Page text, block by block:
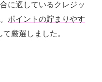
に適しているクレジッ
ポイントの貯まりやす
て厳選しました。